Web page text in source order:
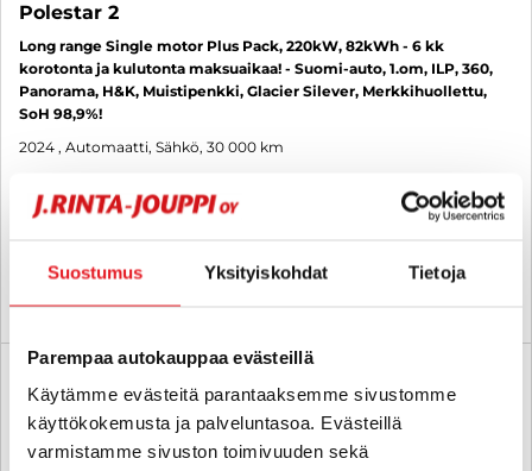
Suostumus Yksityiskohdat Tietoja
Parempaa autokauppaa evästeillä
Käytämme evästeitä parantaaksemme sivustomme
käyttökokemusta ja palveluntasoa. Evästeillä
varmistamme sivuston toimivuuden sekä
Polestar 2
Long range Single motor Plus Pack, 220kW, 82kWh - 6 kk
korotonta ja kulutonta maksuaikaa! - Suomi-auto, 1.om, ILP, 360,
Panorama, H&K, Muistipenkki, Glacier Silever, Merkkihuollettu,
SoH 98,9%!
2024 , Automaatti, Sähkö, 30 000 km
39 880 €
tampere
KATSO TIEDOT